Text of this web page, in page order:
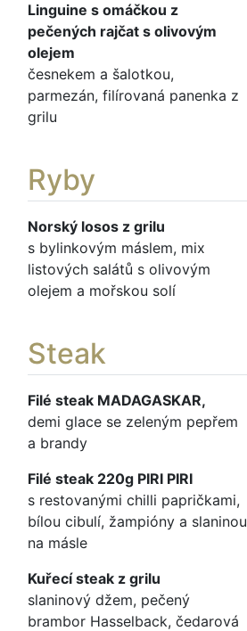
Linguine s omáčkou z
pečených rajčat s olivovým
olejem
česnekem a šalotkou,
parmezán, filírovaná panenka z
grilu
Ryby
Norský losos z grilu
s bylinkovým máslem, mix
listových salátů s olivovým
olejem a mořskou solí
Steak
Filé steak MADAGASKAR,
demi glace se zeleným pepřem
a brandy
Filé steak 220g PIRI PIRI
s restovanými chilli papričkami,
bílou cibulí, žampióny a slaninou
na másle
Kuřecí steak z grilu
slaninový džem, pečený
brambor Hasselback, čedarová